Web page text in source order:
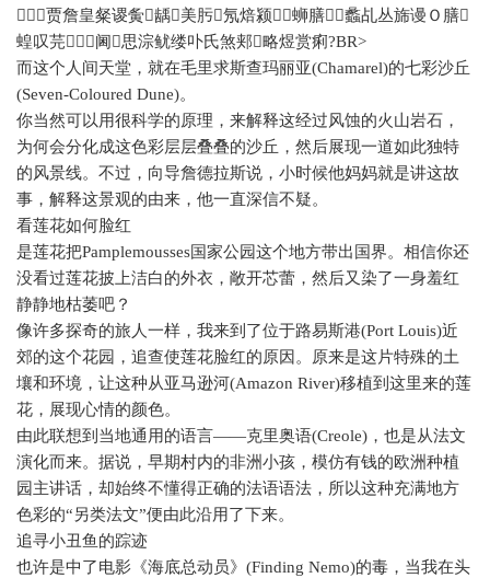
贾詹皇粲谡夤龋美肟氖焙颍蛳膳蠡乩丛旆谩Ｏ膳
蝗叹芫阃思淙鱿缕卟氏煞郏略煜赏痢?BR>
而这个人间天堂，就在毛里求斯查玛丽亚(Chamarel)的七彩沙丘
(Seven-Coloured Dune)。
你当然可以用很科学的原理，来解释这经过风蚀的火山岩石，
为何会分化成这色彩层层叠叠的沙丘，然后展现一道如此独特
的风景线。不过，向导詹德拉斯说，小时候他妈妈就是讲这故
事，解释这景观的由来，他一直深信不疑。
看莲花如何脸红
是莲花把Pamplemousses国家公园这个地方带出国界。相信你还
没看过莲花披上洁白的外衣，敞开芯蕾，然后又染了一身羞红
静静地枯萎吧？
像许多探奇的旅人一样，我来到了位于路易斯港(Port Louis)近
郊的这个花园，追查使莲花脸红的原因。原来是这片特殊的土
壤和环境，让这种从亚马逊河(Amazon River)移植到这里来的莲
花，展现心情的颜色。
由此联想到当地通用的语言——克里奥语(Creole) ，也是从法文
演化而来。据说，早期村内的非洲小孩，模仿有钱的欧洲种植
园主讲话，却始终不懂得正确的法语语法，所以这种充满地方
色彩的“另类法文”便由此沿用了下来。
追寻小丑鱼的踪迹
也许是中了电影《海底总动员》 (Finding Nemo)的毒，当我在头